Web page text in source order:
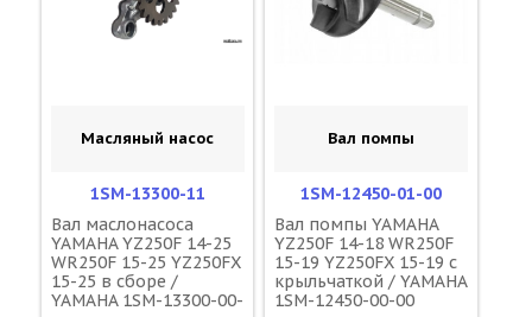
Масляный насос
1SM-13300-11
Вал маслонасоса
YAMAHA YZ250F 14-25
WR250F 15-25 YZ250FX
15-25 в сборе /
YAMAHA 1SM-13300-00-
Вал помпы
1SM-12450-01-00
Вал помпы YAMAHA
YZ250F 14-18 WR250F
15-19 YZ250FX 15-19 с
крыльчаткой / YAMAHA
1SM-12450-00-00